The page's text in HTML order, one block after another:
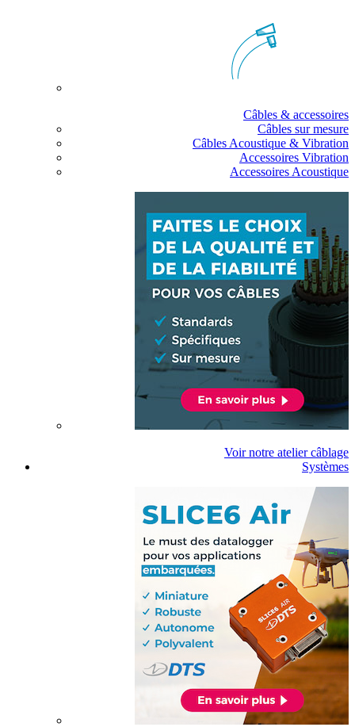
Câbles & accessoires
Câbles sur mesure
Câbles Acoustique & Vibration
Accessoires Vibration
Accessoires Acoustique
Voir notre atelier câblage
Systèmes